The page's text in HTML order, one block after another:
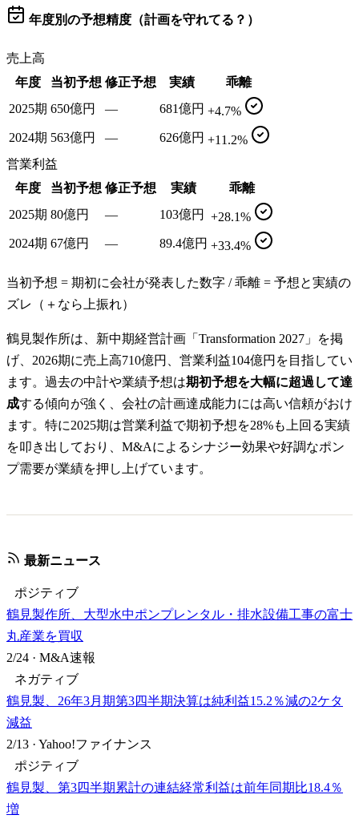
年度別の予想精度（計画を守れてる？）
売上高
年度
当初予想 修正予想 実績
乖離
2025期 650億円 — 681億円 +4.7%
2024期 563億円 — 626億円 +11.2%
営業利益
年度
当初予想 修正予想 実績
乖離
2025期 80億円 — 103億円
+28.1%
2024期 67億円 — 89.4億円 +33.4%
当初予想 = 期初に会社が発表した数字 / 乖離 = 予想と実績の
ズレ（＋なら上振れ）
鶴見製作所は、新中期経営計画「Transformation 2027」を掲
げ、2026期に売上高710億円、営業利益104億円を目指してい
ます。過去の中計や業績予想は期初予想を大幅に超過して達
成する傾向が強く、会社の計画達成能力には高い信頼がおけ
ます。特に2025期は営業利益で期初予想を28%も上回る実績
を叩き出しており、M&Aによるシナジー効果や好調なポン
プ需要が業績を押し上げています。
最新ニュース
ポジティブ
鶴見製作所、大型水中ポンプレンタル・排水設備工事の富士
丸産業を買収
2/24 · M&A速報
ネガティブ
鶴見製、26年3月期第3四半期決算は純利益15.2％減の2ケタ
減益
2/13 · Yahoo!ファイナンス
ポジティブ
鶴見製、第3四半期累計の連結経常利益は前年同期比18.4％
増